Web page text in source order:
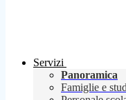
Servizi
Panoramica
Famiglie e